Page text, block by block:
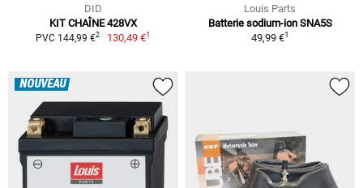
DID
KIT CHAÎNE 428VX
PVC 144,99 €2 130,49 €1
Louis Parts
Batterie sodium-ion SNA5S
49,99 €1
NOUVEAU